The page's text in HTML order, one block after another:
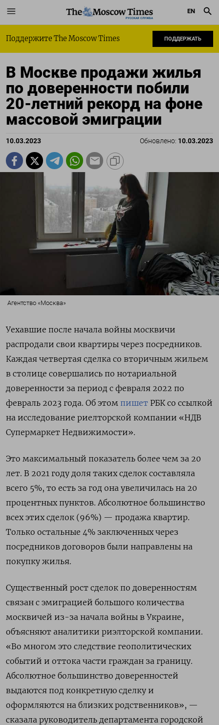
РУССКАЯ СЛУЖБА
EN
Поддержите The Moscow Times ПОДДЕРЖАТЬ
В Москве продажи жилья
по доверенности побили
20-летний рекорд на фоне
массовой эмиграции
10.03.2023 Обновлено: 10.03.2023
Агентство «Москва»
Уехавшие после начала войны москвичи
распродали свои квартиры через посредников.
Каждая четвертая сделка со вторичным жильем
в столице совершались по нотариальной
доверенности за период с февраля 2022 по
февраль 2023 года. Об этом пишет РБК со ссылкой
на исследование риелторской компании «НДВ
Супермаркет Недвижимости».
Это максимальный показатель более чем за 20
лет. В 2021 году доля таких сделок составляла
всего 5%, то есть за год она увеличилась на 20
процентных пунктов. Абсолютное большинство
всех этих сделок (96%) — продажа квартир.
Только остальные 4% заключенных через
посредников договоров были направлены на
покупку жилья.
Существенный рост сделок по доверенностям
связан с эмиграцией большого количества
москвичей из-за начала войны в Украине,
объясняют аналитики риэлторской компании.
«Во многом это следствие геополитических
событий и оттока части граждан за границу.
Абсолютное большинство доверенностей
выдаются под конкретную сделку и
оформляются на близких родственников», —
сказала руководитель департамента городской